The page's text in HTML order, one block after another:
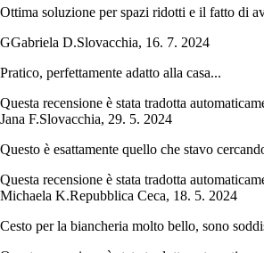
Ottima soluzione per spazi ridotti e il fatto di
GGabriela D.Slovacchia, 16. 7. 2024
Pratico, perfettamente adatto alla casa...
Questa recensione è stata tradotta
Jana F.Slovacchia, 29. 5. 2024
Questo è esattamente quello che stavo
Questa recensione è stata tradotta
Michaela K.Repubblica Ceca, 18. 5. 2024
Cesto per la biancheria molto bello, sono